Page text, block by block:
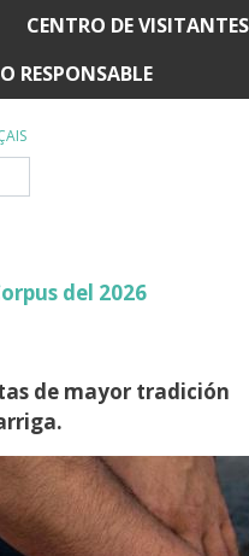
CENTRO DE VISITANTES
RESPONSABLE
del 2026
de mayor tradición